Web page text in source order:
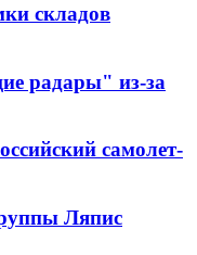
складов
радары" из-за
самолет-
Ляпис